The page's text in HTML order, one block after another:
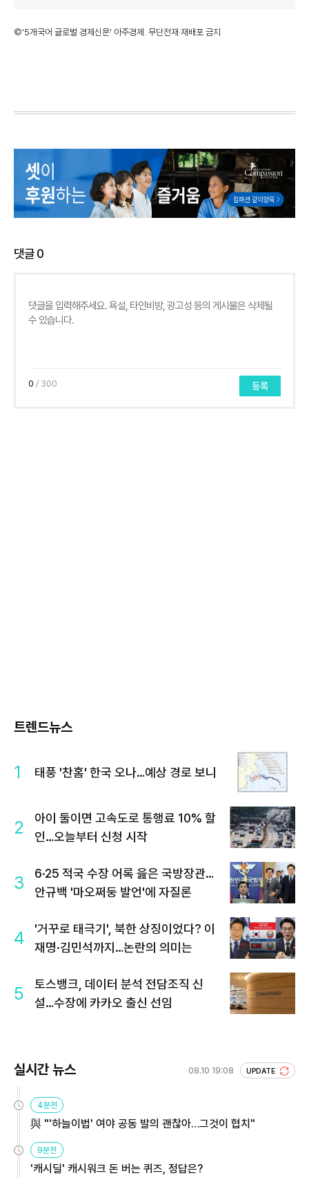
©'5개국어 글로벌 경제신문' 아주경제. 무단전재·재배포 금지
댓글0
0 / 300 등록
트렌드뉴스
1 태풍 '찬홈' 한국 오나…예상 경로 보니
2
아이 둘이면 고속도로 통행료 10% 할
인…오늘부터 신청 시작
3
6·25 적국 수장 어록 읊은 국방장관…
안규백 '마오쩌둥 발언'에 자질론
4
'거꾸로 태극기', 북한 상징이었다? 이
재명·김민석까지…논란의 의미는
5
토스뱅크, 데이터 분석 전담조직 신
설…수장에 카카오 출신 선임
실시간 뉴스 08.10 19:08 UPDATE
4분전
與 "'하늘이법' 여야 공동 발의 괜찮아…그것이 협치"
9분전
'캐시딜' 캐시워크 돈 버는 퀴즈, 정답은?